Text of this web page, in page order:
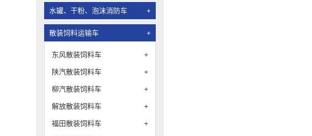
水罐、干粉、泡沫消防车 +
散装饲料运输车 +
东风散装饲料车 +
陕汽散装饲料车 +
柳汽散装饲料车 +
解放散装饲料车 +
福田散装饲料车 +